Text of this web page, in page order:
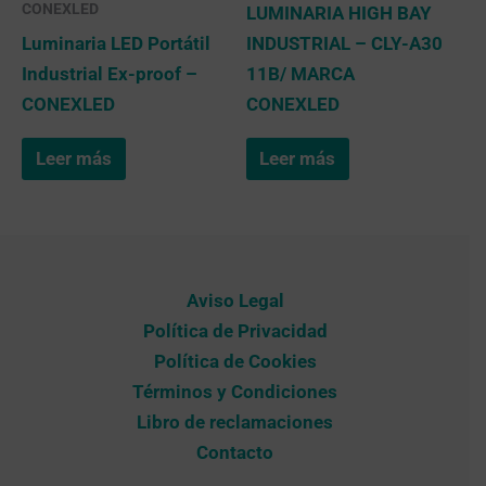
CONEXLED
Luminaria LED Portátil
Industrial Ex-proof –
CONEXLED
Leer más
LUMINARIA HIGH BAY
INDUSTRIAL – CLY-A30
11B/ MARCA
CONEXLED
Leer más
Aviso Legal
Política de Privacidad
Política de Cookies
Términos y Condiciones
Libro de reclamaciones
Contacto